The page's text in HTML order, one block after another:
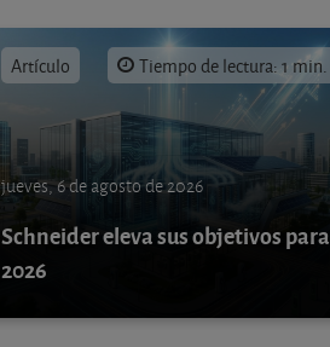
Artículo Tiempo de lectura: 1 min.
jueves, 6 de agosto de 2026
Schneider eleva sus objetivos para
2026